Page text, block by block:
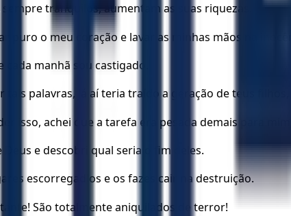
sempre tranquilos, aumentam as suas riquezas.
puro o meu coração e lavar as minhas mãos na
cada manhã sou castigado.
tais palavras, já aí teria traído a geração de teus
isso, achei que a tarefa era pesada demais para mim;
Deus e descobri qual seria o fim deles.
escorregadios e os fazes cair na destruição.
São totalmente aniquilados de terror!